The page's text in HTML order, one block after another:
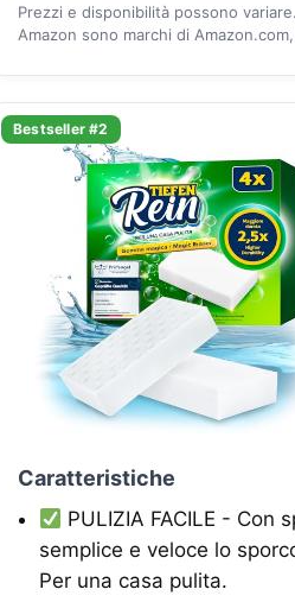
Prezzi e disponibilità possono
Amazon sono marchi di
Bestseller #2
Caratteristiche
PULIZIA FACILE - Con
semplice e veloce lo
Per una casa pulita.